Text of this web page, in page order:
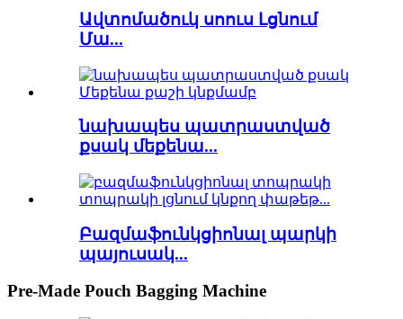
Ավտոմածուկ սոուս Լցնում
Մա...
նախապես պատրաստված
քսակ մեքենա...
Բազմաֆունկցիոնալ պարկի
պայուսակ...
Pre-Made Pouch Bagging Machine